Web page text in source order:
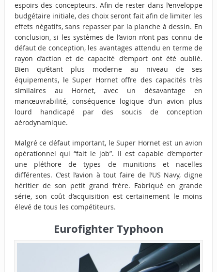
espoirs des concepteurs. Afin de rester dans l’enveloppe
budgétaire initiale, des choix seront fait afin de limiter les
effets négatifs, sans repasser par la planche à dessin. En
conclusion, si les systèmes de l’avion n’ont pas connu de
défaut de conception, les avantages attendu en terme de
rayon d’action et de capacité d’emport ont été oublié.
Bien qu’étant plus moderne au niveau de ses
équipements, le Super Hornet offre des capacités très
similaires au Hornet, avec un désavantage en
manœuvrabilité, conséquence logique d’un avion plus
lourd handicapé par des soucis de conception
aérodynamique.
Malgré ce défaut important, le Super Hornet est un avion
opérationnel qui “fait le job”. Il est capable d’emporter
une pléthore de types de munitions et nacelles
différentes. C’est l’avion à tout faire de l’US Navy, digne
héritier de son petit grand frère. Fabriqué en grande
série, son coût d’acquisition est certainement le moins
élevé de tous les compétiteurs.
Eurofighter Typhoon